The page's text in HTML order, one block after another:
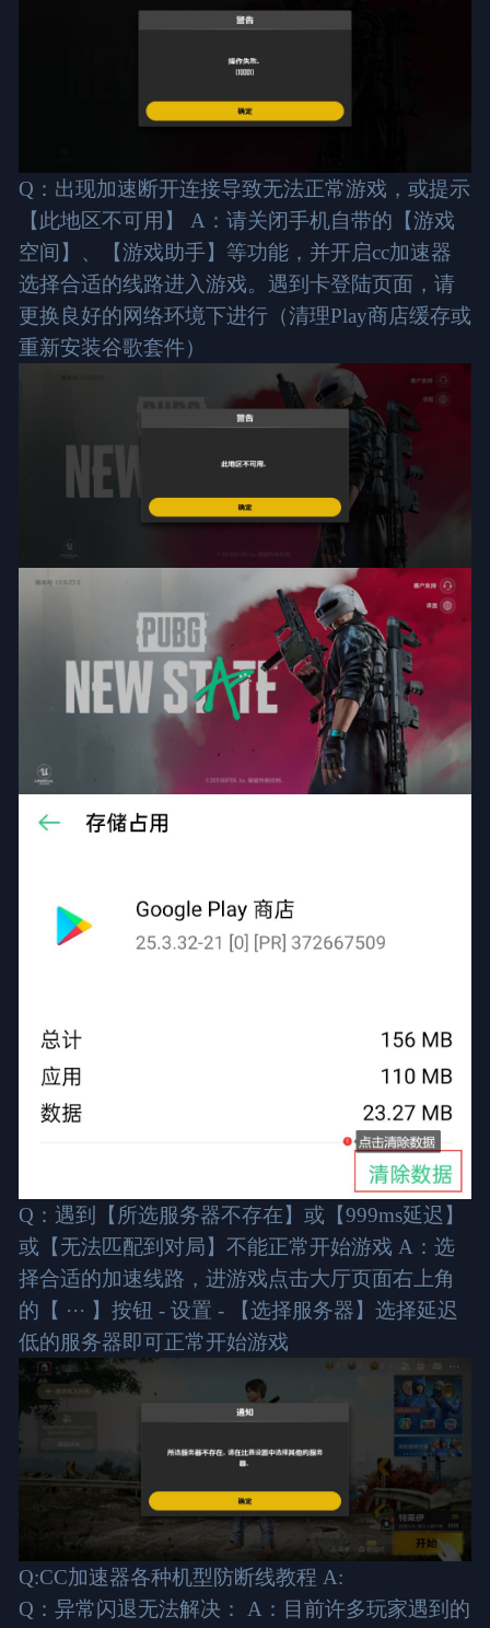
Q：出现加速断开连接导致无法正常游戏，或提示
【此地区不可用】 A：请关闭手机自带的【游戏
空间】、【游戏助手】等功能，并开启cc加速器
选择合适的线路进入游戏。遇到卡登陆页面，请
更换良好的网络环境下进行（清理Play商店缓存或
重新安装谷歌套件）
Q：遇到【所选服务器不存在】或【999ms延迟】
或【无法匹配到对局】不能正常开始游戏 A：选
择合适的加速线路，进游戏点击大厅页面右上角
的【 ··· 】按钮 - 设置 - 【选择服务器】选择延迟
低的服务器即可正常开始游戏
Q:CC加速器各种机型防断线教程 A:
Q：异常闪退无法解决： A：目前许多玩家遇到的